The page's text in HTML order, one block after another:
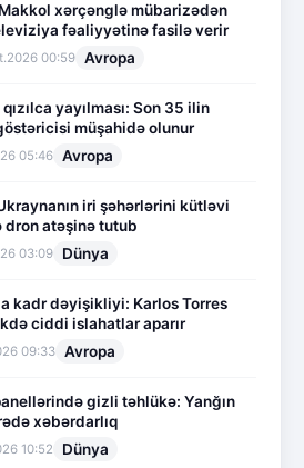
xərçənglə mübarizədən
fəaliyyətinə fasilə verir
00:59 Avropa
yayılması: Son 35 ilin
müşahidə olunur
05:46 Avropa
iri şəhərlərini kütləvi
dron atəşinə tutub
03:09 Dünya
kadr dəyişikliyi: Karlos Torres
ciddi islahatlar aparır
09:33 Avropa
gizli təhlükə: Yanğın
xəbərdarlıq
10:52 Dünya